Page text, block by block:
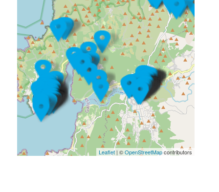
Leaflet| ©OpenStreetMapcontributors